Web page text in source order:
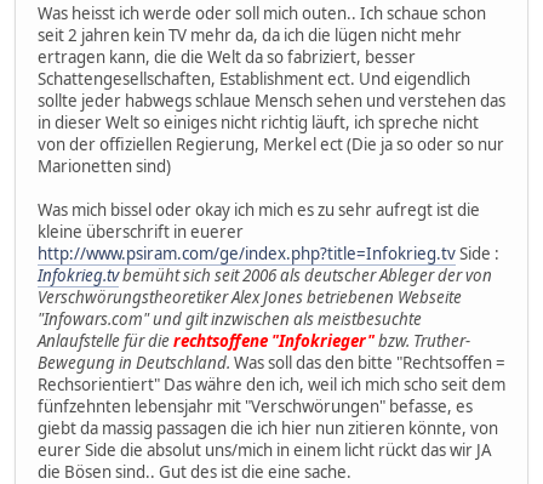
Was heisst ich werde oder soll mich outen.. Ich schaue schon
seit 2 jahren kein TV mehr da, da ich die lügen nicht mehr
ertragen kann, die die Welt da so fabriziert, besser
Schattengesellschaften, Establishment ect. Und eigendlich
sollte jeder habwegs schlaue Mensch sehen und verstehen das
in dieser Welt so einiges nicht richtig läuft, ich spreche nicht
von der offiziellen Regierung, Merkel ect (Die ja so oder so nur
Marionetten sind)
Was mich bissel oder okay ich mich es zu sehr aufregt ist die
kleine überschrift in euerer
http://www.psiram.com/ge/index.php?title=Infokrieg.tvSide :
Infokrieg.tvbemüht sich seit 2006 als deutscher Ableger der von
Verschwörungstheoretiker Alex Jones betriebenen Webseite
"Infowars.com" und gilt inzwischen als meistbesuchte
Anlaufstelle für dierechtsoffene "Infokrieger"bzw. Truther-
Bewegung in Deutschland. Was soll das den bitte "Rechtsoffen =
Rechsorientiert" Das währe den ich, weil ich mich scho seit dem
fünfzehnten lebensjahr mit "Verschwörungen" befasse, es
giebt da massig passagen die ich hier nun zitieren könnte, von
eurer Side die absolut uns/mich in einem licht rückt das wir JA
die Bösen sind.. Gut des ist die eine sache.